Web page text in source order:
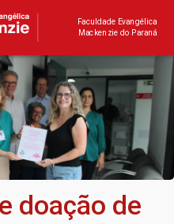
Faculdade Evangélica
Mackenzie do Paraná
doação de